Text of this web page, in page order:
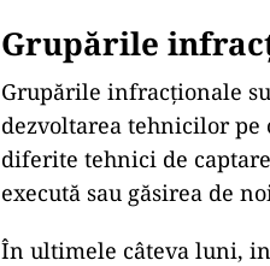
Grupările
Grupările infracționale
dezvoltarea tehnicilor pe
diferite tehnici de
execută sau găsirea de
În ultimele câteva luni,